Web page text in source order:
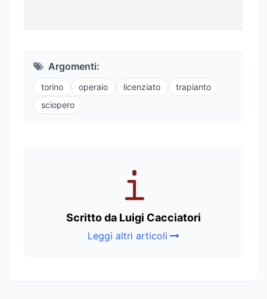
Argomenti:
torino operaio licenziato
trapianto
sciopero
Scritto da Luigi Cacciatori
Leggi altri articoli